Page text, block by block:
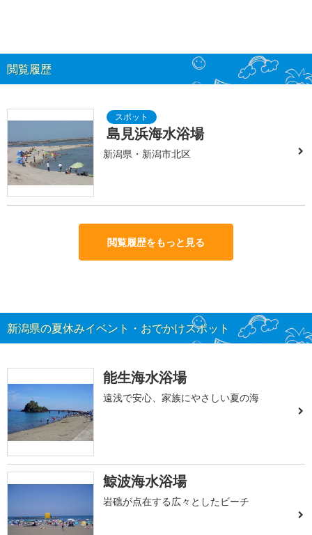
閲覧履歴
島見浜海水浴場
新潟県・新潟市北区
閲覧履歴をもっと見る
新潟県の夏休みイベント・おでかけスポット
能生海水浴場
遠浅で安心、家族にやさしい夏の海
鯨波海水浴場
岩礁が点在する広々としたビーチ